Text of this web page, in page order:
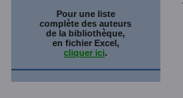
Pour une liste
complète des auteurs
de la bibliothèque,
en fichier Excel,
cliquer ici.